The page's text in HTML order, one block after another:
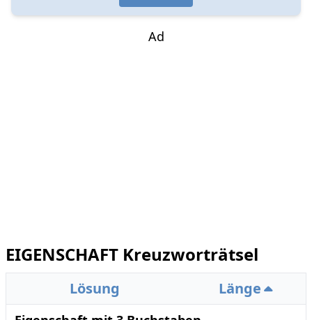
Ad
EIGENSCHAFT Kreuzworträtsel
Lösung Länge